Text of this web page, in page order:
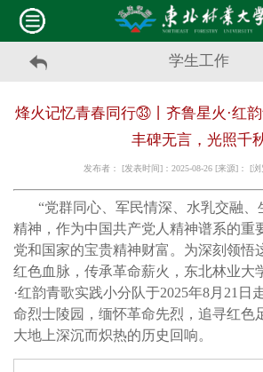
学生工作
烽火记忆青春同行㉝丨齐鲁星火·红
丰碑无言，光照千
发布者： [发表时间]：2025-08-26 [来源]： [浏
“党群同心、军民情深、水乳交融
精神，作为中国共产党人精神谱系的重
党和国家的宝贵精神财富。为深刻领悟
红色血脉，传承革命薪火，东北林业大
·红韵青歌实践小分队于2025年8月21日
命烈士陵园，缅怀革命先烈，追寻红色
大地上深沉而炽热的历史回响。